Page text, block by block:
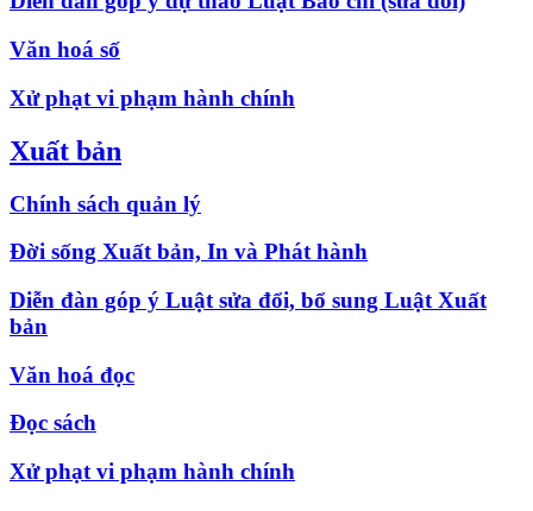
Văn hoá số
Xử phạt vi phạm hành chính
Xuất bản
Chính sách quản lý
Đời sống Xuất bản, In và Phát hành
Diễn đàn góp ý Luật sửa đổi, bổ sung Luật Xuất
bản
Văn hoá đọc
Đọc sách
Xử phạt vi phạm hành chính